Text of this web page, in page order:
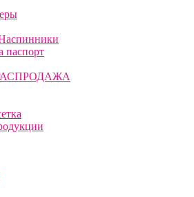
паспорт